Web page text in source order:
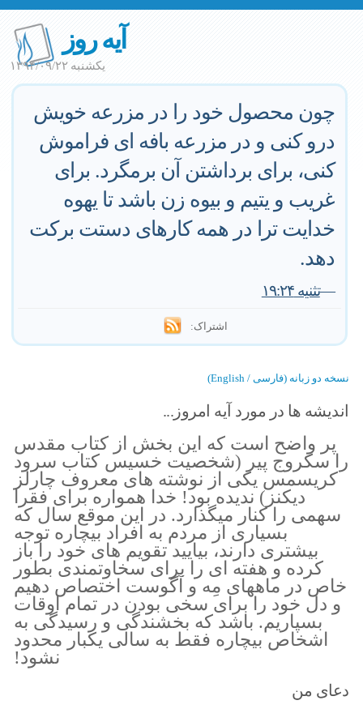
آیه روز
یکشنبه ۱۳۹۴/۰۹/۲۲
چون محصول خود را در مزرعه خویش
درو کنی و در مزرعه بافه ای فراموش
کنی، برای برداشتن آن برمگرد. برای
غریب و یتیم و بیوه زن باشد تا یهوه
خدایت ترا در همه کارهای دستت برکت
دهد.
—تثنیه ۱۹:۲۴
اشتراک:
نسخه دو زبانه (فارسی / English)
اندیشه ها در مورد آیه امروز...
پر واضح است که این بخش از کتاب مقدس
را سکروج پیر (شخصیت خسیس کتاب سرود
کریسمس یکی از نوشته های معروف چارلز
دیکنز) ندیده بود! خدا همواره برای فقرا
سهمی را کنار میگذارد. در این موقع سال که
بسیاری از مردم به افراد بیچاره توجه
بیشتری دارند، بیایید تقویم های خود را باز
کرده و هفته ای را برای سخاوتمندی بطور
خاص در ماههای مِه و آگوست اختصاص دهیم
و دل خود را برای سخی بودن در تمام اوقات
بسپاریم. باشد که بخشندگی و رسیدگی به
اشخاص بیچاره فقط به سالی یکبار محدود
نشود!
دعای من